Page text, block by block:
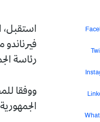
استقبل،
رئاسة
ووفقا